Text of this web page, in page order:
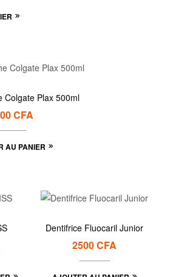
Colgate Plax 500ml
CFA
AU PANIER
Dentifrice Fluocaril Junior
2500CFA